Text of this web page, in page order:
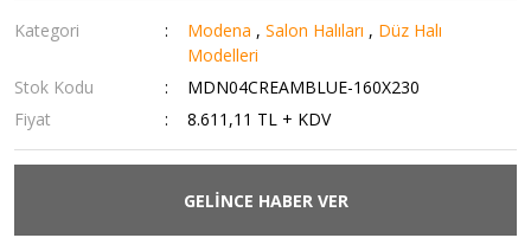
Kategori Modena ,Salon Halıları , Düz Halı
Modelleri
Stok Kodu
MDN04CREAMBLUE-160X230
Fiyat
8.611,11 TL + KDV
GELİNCE HABER VER